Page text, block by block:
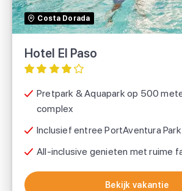
Costa Dorada
Hotel El Paso
Pretpark & Aquapark op 500
complex
Inclusief entree PortAventura Park
All-inclusive genieten met ruime
Bekijk vakantie